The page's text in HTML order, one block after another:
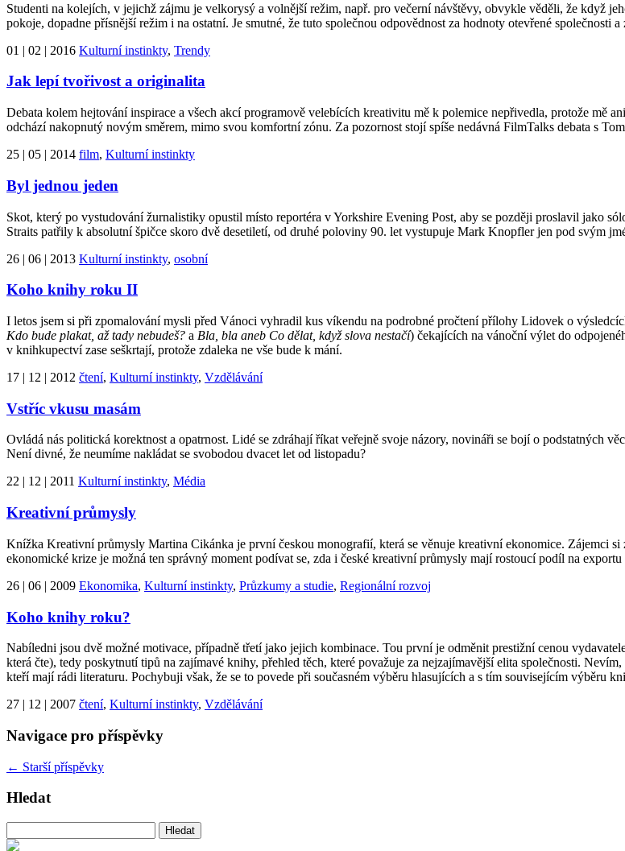
Studenti na kolejích, v jejichž zájmu je velkorysý a volnější režim, např. pro večerní návštěvy, obvykle věděli, že když
pokoje, dopadne přísnější režim i na ostatní. Je smutné, že tuto společnou odpovědnost za hodnoty otevřené společnosti
01 | 02 | 2016 Kulturní instinkty, Trendy
Jak lepí tvořivost a originalita
Debata kolem hejtování inspirace a všech akcí programově velebících kreativitu mě k polemice nepřivedla, protože mě
odchází nakopnutý novým směrem, mimo svou komfortní zónu. Za pozornost stojí spíše nedávná FilmTalks debata s
25 | 05 | 2014 film, Kulturní instinkty
Byl jednou jeden
Skot, který po vystudování žurnalistiky opustil místo reportéra v Yorkshire Evening Post, aby se později proslavil jako
Straits patřily k absolutní špičce skoro dvě desetiletí, od druhé poloviny 90. let vystupuje Mark Knopfler jen pod svým
26 | 06 | 2013 Kulturní instinkty, osobní
Koho knihy roku II
I letos jsem si při zpomalování mysli před Vánoci vyhradil kus víkendu na podrobné pročtení přílohy Lidovek o
Kdo bude plakat, až tady nebudeš? a Bla, bla aneb Co dělat, když slova nestačí) čekajících na vánoční výlet do
v knihkupectví zase seškrtají, protože zdaleka ne vše bude k mání.
17 | 12 | 2012 čtení, Kulturní instinkty, Vzdělávání
Vstříc vkusu masám
Ovládá nás politická korektnost a opatrnost. Lidé se zdráhají říkat veřejně svoje názory, novináři se bojí o podstatných
Není divné, že neumíme nakládat se svobodou dvacet let od listopadu?
22 | 12 | 2011 Kulturní instinkty, Média
Kreativní průmysly
Knížka Kreativní průmysly Martina Cikánka je první českou monografií, která se věnuje kreativní ekonomice. Zájemci
ekonomické krize je možná ten správný moment podívat se, zda i české kreativní průmysly mají rostoucí podíl na
26 | 06 | 2009 Ekonomika, Kulturní instinkty, Průzkumy a studie, Regionální rozvoj
Koho knihy roku?
Nabíledni jsou dvě možné motivace, případně třetí jako jejich kombinace. Tou první je odměnit prestižní cenou
která čte), tedy poskytnutí tipů na zajímavé knihy, přehled těch, které považuje za nejzajímavější elita společnosti.
kteří mají rádi literaturu. Pochybuji však, že se to povede při současném výběru hlasujících a s tím souvisejícím výběru
27 | 12 | 2007 čtení, Kulturní instinkty, Vzdělávání
Navigace pro příspěvky
← Starší příspěvky
Hledat